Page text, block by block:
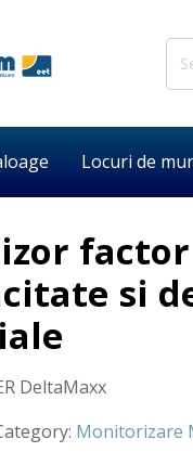
Locuri de
si
DeltaMaxx
Monitorizare